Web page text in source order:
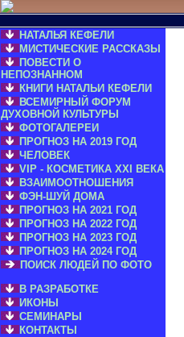
НАТАЛЬЯ КЕФЕЛИ
МИСТИЧЕСКИЕ РАССКАЗЫ
ПОВЕСТИ О
НЕПОЗНАННОМ
КНИГИ НАТАЛЬИ КЕФЕЛИ
ВСЕМИРНЫЙ ФОРУМ
ДУХОВНОЙ КУЛЬТУРЫ
ФОТОГАЛЕРЕИ
ПРОГНОЗ НА 2019 ГОД
ЧЕЛОВЕК
VIP - КОСМЕТИКА XXI ВЕКА
ВЗАИМООТНОШЕНИЯ
ФЭН-ШУЙ ДОМА
ПРОГНОЗ НА 2021 ГОД
ПРОГНОЗ НА 2022 ГОД
ПРОГНОЗ НА 2023 ГОД
ПРОГНОЗ НА 2024 ГОД
ПОИСК ЛЮДЕЙ ПО ФОТО
В РАЗРАБОТКЕ
ИКОНЫ
СЕМИНАРЫ
КОНТАКТЫ